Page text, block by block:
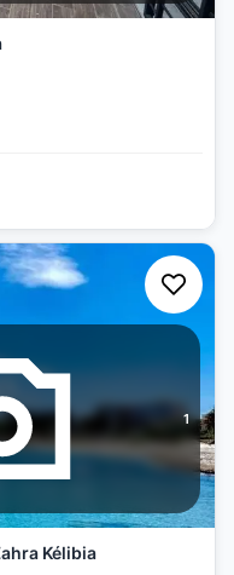
1
Kélibia